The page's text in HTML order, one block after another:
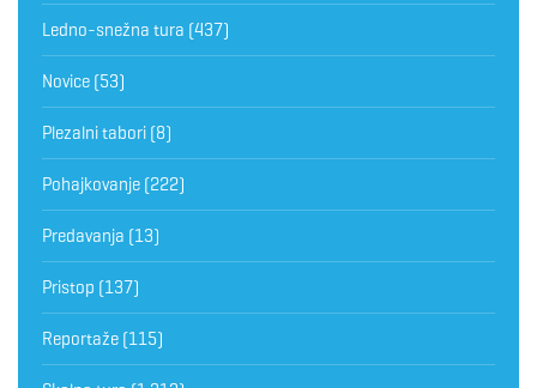
Ledno-snežna tura (437)
Novice (53)
Plezalni tabori (8)
Pohajkovanje (222)
Predavanja (13)
Pristop (137)
Reportaže (115)